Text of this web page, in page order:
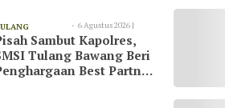
6 Agustus 2026 |
08:55
Sambut Kapolres,
Tulang Bawang Beri
Best Partner